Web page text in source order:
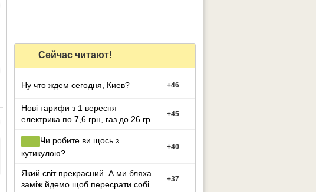
Сейчас читают!
Ну что ждем сегодня, Киев? +46
Нові тарифи з 1 вересня —
електрика по 7,6 грн, газ до 26 грн
+45
Чи робите ви щось з
кутикулою?
+40
Який світ прекрасний. А ми бляха
заміж йдемо щоб пересрати собі
+37